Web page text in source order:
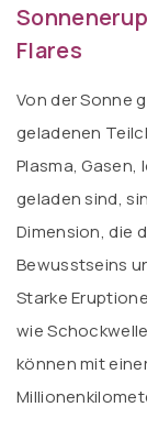
Flares
Von der Sonne
geladenen
Plasma,
geladen sind,
Dimension, die
Bewusstseins
Starke
wie
können mit